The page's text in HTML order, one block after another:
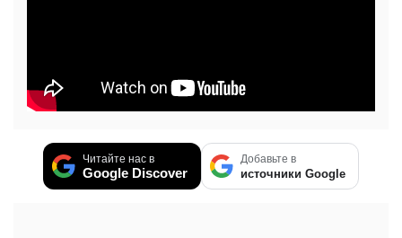
Читайте нас в
Google Discover
Добавьте в
источники Google